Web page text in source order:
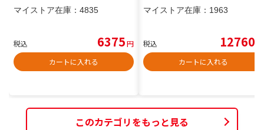
マイストア在庫： 4835
税込 6375円
カートに入れる
マイストア在庫： 1963
税込 12760
カートに入れる
このカテゴリをもっと見る